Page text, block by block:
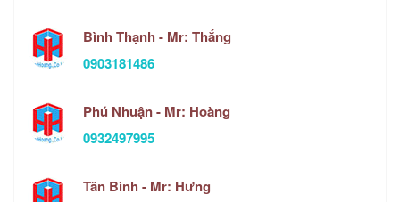
Bình Thạnh - Mr: Thắng
0903181486
Phú Nhuận - Mr: Hoàng
0932497995
Tân Bình - Mr: Hưng